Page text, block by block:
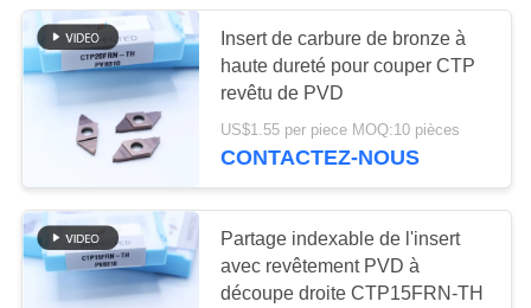
VISITE
DE
L'USINE
CATALOGUE
NOUS
CONTACTER
Insertions de
fraisage de
commande
numérique par
ordinateur
30
30
Insert de carbure de bronze à
haute dureté pour couper CTP
revêtu de PVD
US$1.55 per piece MOQ:10 pièces
CONTACTEZ-NOUS
Partage indexable de l'insert
avec revêtement PVD à
découpe droite CTP15FRN-TH